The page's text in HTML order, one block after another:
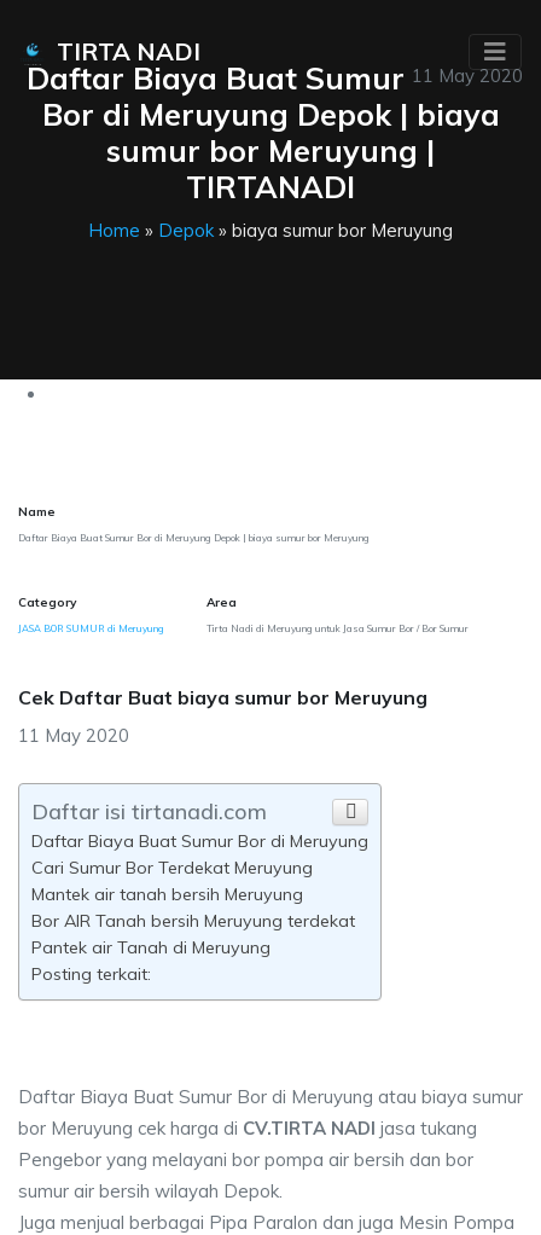
TIRTA NADI
11 May 2020
Daftar Biaya Buat Sumur
Bor di Meruyung Depok | biaya
sumur bor Meruyung |
TIRTANADI
Home » Depok» biaya sumur bor Meruyung
Name
Daftar Biaya Buat Sumur Bor di Meruyung Depok | biaya sumur bor Meruyung
Category
JASA BOR SUMUR di Meruyung
Area
Tirta Nadi di Meruyung untuk Jasa Sumur Bor / Bor Sumur
Cek Daftar Buat biaya sumur bor Meruyung
11 May 2020
Daftar isi tirtanadi.com
Daftar Biaya Buat Sumur Bor di Meruyung
Cari Sumur Bor Terdekat Meruyung
Mantek air tanah bersih Meruyung
Bor AIR Tanah bersih Meruyung terdekat
Pantek air Tanah di Meruyung
Posting terkait:
Daftar Biaya Buat Sumur Bor di Meruyung atau biaya sumur
bor Meruyung cek harga di CV.TIRTA NADI jasa tukang
Pengebor yang melayani bor pompa air bersih dan bor
sumur air bersih wilayah Depok.
Juga menjual berbagai Pipa Paralon dan juga Mesin Pompa